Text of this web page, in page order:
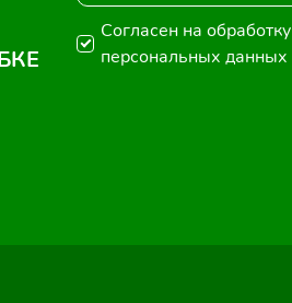
Согласен на обработку
персональных данных